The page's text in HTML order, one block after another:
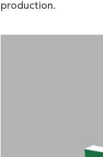
production.